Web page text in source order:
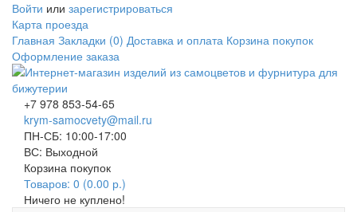
Войти или зарегистрироваться
Карта проезда
Главная Закладки (0) Доставка и оплата Корзина покупок
Оформление заказа
+7 978 853-54-65
krym-samocvety@mail.ru
ПН-СБ: 10:00-17:00
ВС: Выходной
Корзина покупок
Товаров: 0 (0.00 р.)
Ничего не куплено!